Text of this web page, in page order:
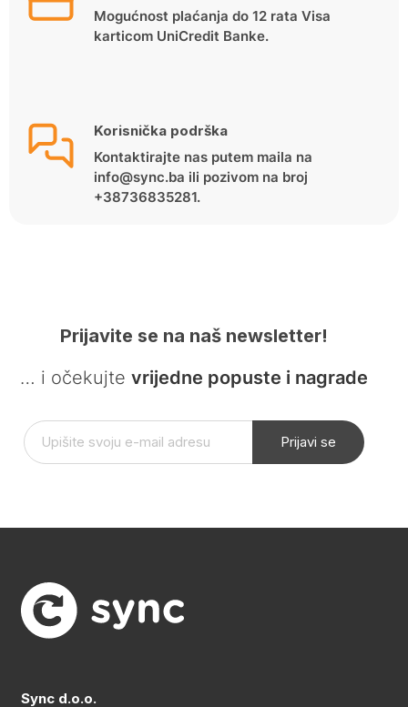
Mogućnost plaćanja do 12 rata Visa
karticom UniCredit Banke.
Korisnička podrška
Kontaktirajte nas putem maila na
info@sync.ba ili pozivom na broj
+38736835281.
Prijavite se na naš newsletter!
… i očekujte vrijedne popuste i nagrade
Prijavi se
Sync d.o.o.